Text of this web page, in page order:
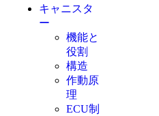
キャニスタ
ー
機能と
役割
構造
作動原
理
ECU制